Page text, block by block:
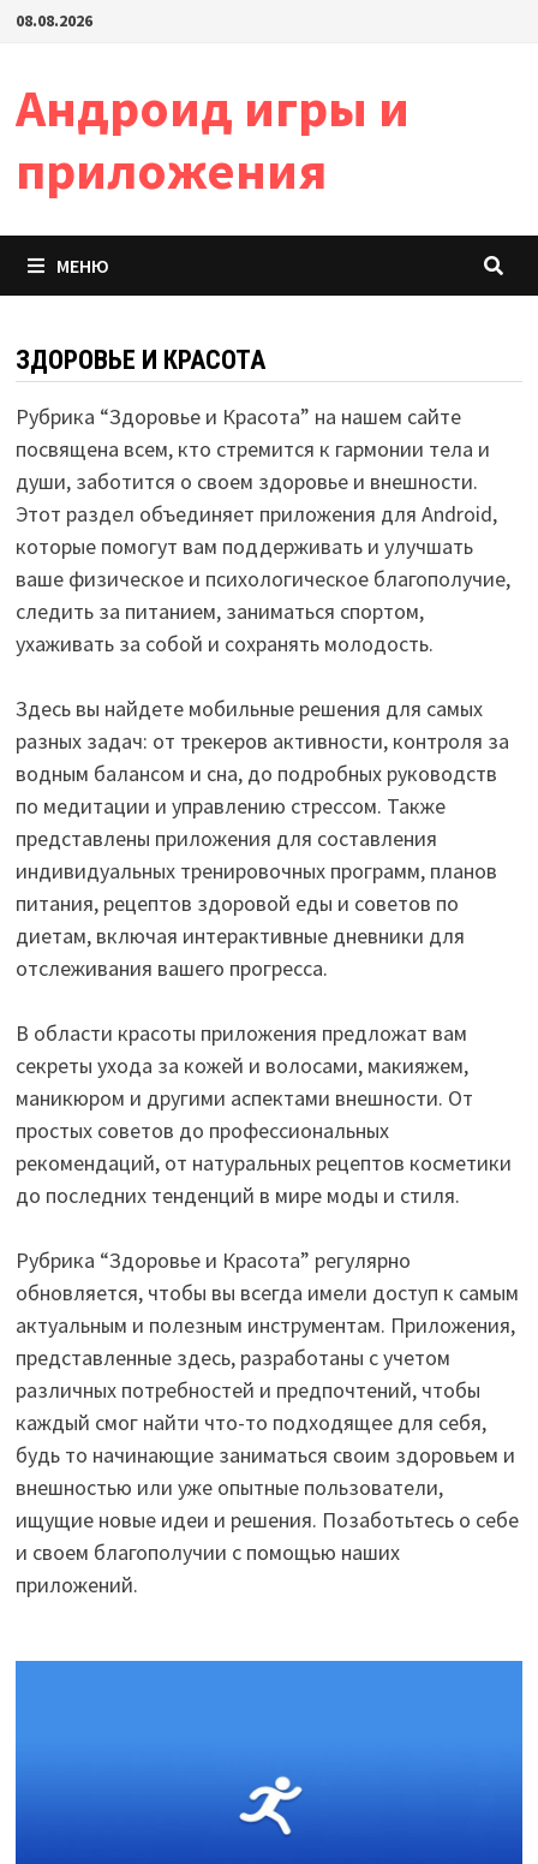
Перейти
08.08.2026
Андроид игры и
приложения
МЕНЮ
ЗДОРОВЬЕ И КРАСОТА
Рубрика “Здоровье и Красота” на нашем сайте
посвящена всем, кто стремится к гармонии тела и
души, заботится о своем здоровье и внешности.
Этот раздел объединяет приложения для Android,
которые помогут вам поддерживать и улучшать
ваше физическое и психологическое благополучие,
следить за питанием, заниматься спортом,
ухаживать за собой и сохранять молодость.
Здесь вы найдете мобильные решения для самых
разных задач: от трекеров активности, контроля за
водным балансом и сна, до подробных руководств
по медитации и управлению стрессом. Также
представлены приложения для составления
индивидуальных тренировочных программ, планов
питания, рецептов здоровой еды и советов по
диетам, включая интерактивные дневники для
отслеживания вашего прогресса.
В области красоты приложения предложат вам
секреты ухода за кожей и волосами, макияжем,
маникюром и другими аспектами внешности. От
простых советов до профессиональных
рекомендаций, от натуральных рецептов косметики
до последних тенденций в мире моды и стиля.
Рубрика “Здоровье и Красота” регулярно
обновляется, чтобы вы всегда имели доступ к самым
актуальным и полезным инструментам. Приложения,
представленные здесь, разработаны с учетом
различных потребностей и предпочтений, чтобы
каждый смог найти что-то подходящее для себя,
будь то начинающие заниматься своим здоровьем и
внешностью или уже опытные пользователи,
ищущие новые идеи и решения. Позаботьтесь о себе
и своем благополучии с помощью наших
приложений.